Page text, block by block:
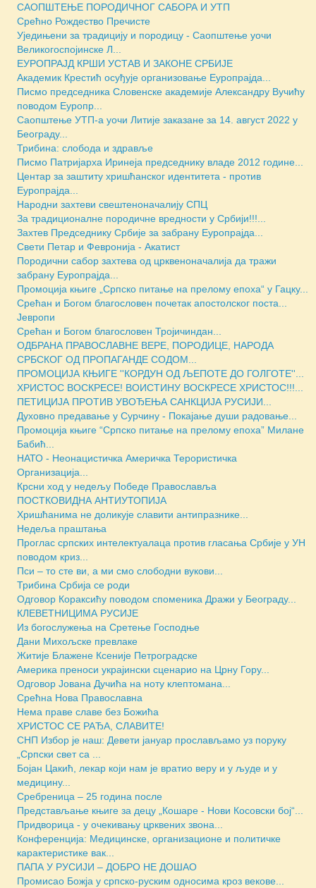
САОПШТЕЊЕ ПОРОДИЧНОГ САБОРА И УТП
Срећно Рождество Пречисте
Уједињени за традицију и породицу - Саопштење уочи
Великогоспојинске Л...
ЕУРОПРАЈД КРШИ УСТАВ И ЗАКОНЕ СРБИЈЕ
Академик Крестић осуђује организовање Еуропрајда...
Писмо председника Словенске академије Александру Вучићу
поводом Еуропр...
Саопштење УТП-а уочи Литије заказане за 14. август 2022 у
Београду...
Трибина: слобода и здравље
Писмо Патријарха Иринеја председнику владе 2012 године...
Центар за заштиту хришћанског идентитета - против
Еуропрајда...
Народни захтеви свештеноначалију СПЦ
За традиционалне породичне вредности у Србији!!!...
Захтев Председнику Србије за забрану Еуропрајда...
Свети Петар и Февронија - Акатист
Породични сабор захтева од црквеноначалија да тражи
забрану Еуропрајда...
Промоција књиге „Српско питање на прелому епоха“ у Гацку...
Срећан и Богом благословен почетак апостолског поста...
Јевропи
Срећан и Богом благословен Тројичиндан...
ОДБРАНА ПРАВОСЛАВНЕ ВЕРЕ, ПОРОДИЦЕ, НАРОДА
СРБСКОГ ОД ПРОПАГАНДЕ СОДОМ...
ПРОМОЦИЈА КЊИГЕ ''КОРДУН ОД ЉЕПОТЕ ДО ГОЛГОТЕ''...
ХРИСТОС ВОСКРЕСЕ! ВОИСТИНУ ВОСКРЕСЕ ХРИСТОС!!!...
ПЕТИЦИЈА ПРОТИВ УВОЂЕЊА САНКЦИЈА РУСИЈИ...
Духовно предавање у Сурчину - Покајање души радовање...
Промоција књиге “Српско питање на прелому епоха” Милане
Бабић...
НАТО - Неонацистичка Америчка Терористичка
Организација...
Крсни ход у недељу Победе Православља
ПОСТКОВИДНА АНТИУТОПИЈА
Хришћанима не доликује славити антипразнике...
Недеља праштања
Проглас српских интелектуалаца против гласања Србије у УН
поводом криз...
Пси – то сте ви, а ми смо слободни вукови...
Трибина Србија се роди
Одговор Кораксићу поводом споменика Дражи у Београду...
КЛЕВЕТНИЦИМА РУСИЈЕ
Из богослужења на Сретење Господње
Дани Михољске превлаке
Житије Блажене Ксеније Петроградске
Америка преноси украјински сценарио на Црну Гору...
Одговор Јована Дучића на ноту клептомана...
Срећна Нова Православна
Нема праве славе без Божића
ХРИСТОС СЕ РАЂА, СЛАВИТЕ!
СНП Избор је наш: Девети јануар прослављамо уз поруку
„Српски свет са ...
Бојан Цакић, лекар који нам је вратио веру и у људе и у
медицину...
Сребреница – 25 година после
Представљање књиге за децу „Кошаре - Нови Косовски бој“...
Придворица - у очекивању црквених звона...
Конференција: Медицинске, организационе и политичке
карактеристике вак...
ПАПА У РУСИЈИ – ДОБРО НЕ ДОШАО
Промисао Божја у српско-руским односима кроз векове...